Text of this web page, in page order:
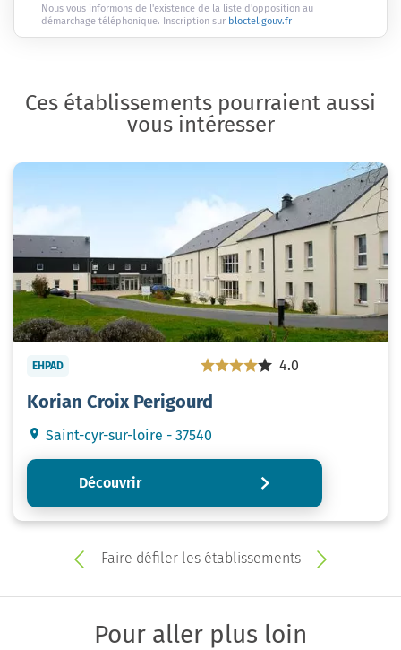
Nous vous informons de l'existence de la liste d'opposition au
démarchage téléphonique. Inscription sur bloctel.gouv.fr
Ces établissements pourraient aussi
vous intéresser
EHPAD 4.0
Korian Croix Perigourd
Saint-cyr-sur-loire - 37540
Découvrir
Faire défiler les établissements
Pour aller plus loin